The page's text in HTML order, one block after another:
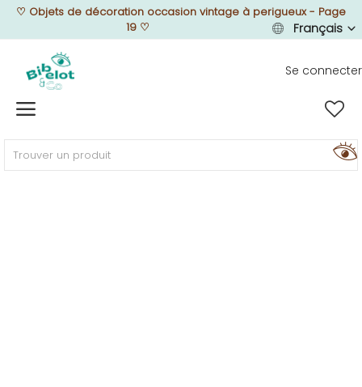
♡ Objets de décoration occasion vintage à perigueux - Page
19 ♡ Français
Se connecter
Home